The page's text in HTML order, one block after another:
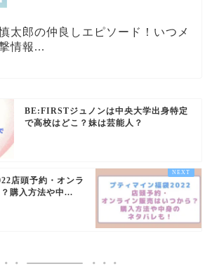
太郎の仲良しエピソード！いつメ
情報...
BE:FIRSTジュノンは中央大学出身特定
で高校はどこ？妹は芸能人？
店頭予約・オンラ
購入方法や中...